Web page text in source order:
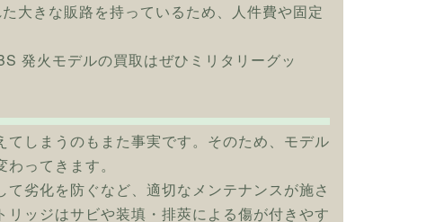
大きな販路を持っているため、人件費や固定
発火モデルの買取はぜひミリタリーグッ
しまうのもまた事実です。そのため、モデル
ってきます。
劣化を防ぐなど、適切なメンテナンスが施さ
ッジはサビや装填・排莢による傷が付きやす